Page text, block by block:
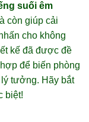
suối êm
còn giúp cải
cho không
kế đã được đề
để biến phòng
tưởng. Hãy bắt
biệt!